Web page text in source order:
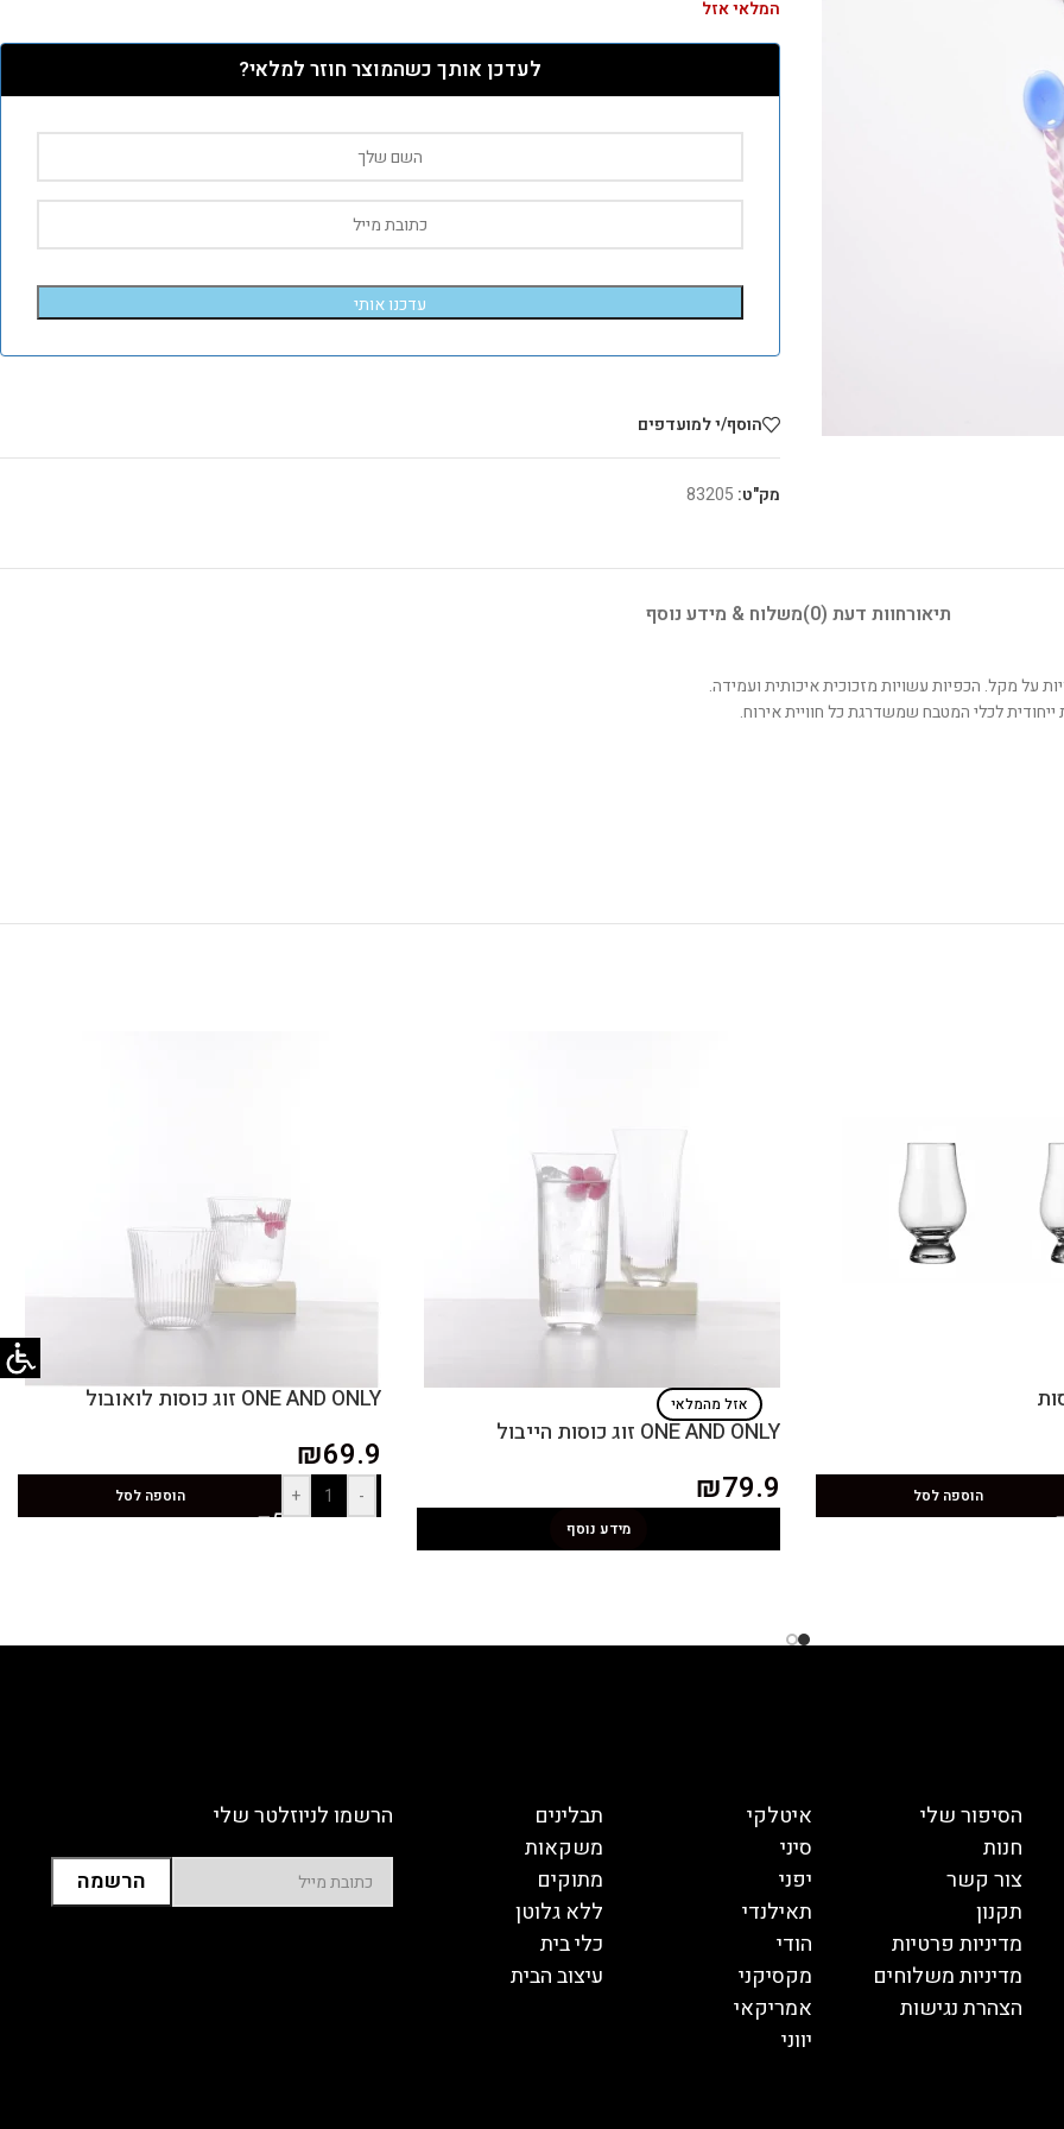
המלאי אזל
לעדכן אותך כשהמוצר חוזר למלאי?
עדכנו אותי
הוסף/י למועדפים
מק"ט: 83205
תיאורחוות דעת (0) משלוח & מידע נוסף
לכלי המטבח שמשדרגת כל חוויית אירוח.
הוספה לסל
אזל מהמלאי
ONE AND ONLY זוג כוסות הייבול
₪79.9
מידע נוסף
ONE AND ONLY זוג כוסות לואובול
₪69.9
-
+ הוספה לסל
הסיפור שלי
חנות
צור קשר
תקנון
מדיניות פרטיות
מדיניות משלוחים
הצהרת נגישות
איטלקי
סיני
יפני
תאילנדי
הודי
מקסיקני
אמריקאי
יווני
תבלינים
משקאות
מתוקים
ללא גלוטן
כלי בית
עיצוב הבית
הרשמו לניוזלטר שלי